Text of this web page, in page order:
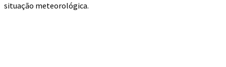
situação meteorológica.